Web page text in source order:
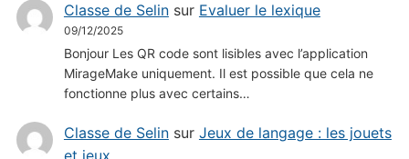
Classe de Selinsur Evaluer le lexique
09/12/2025
Bonjour Les QR code sont lisibles avec l’application
MirageMake uniquement. Il est possible que cela ne
fonctionne plus avec certains…
Classe de Selinsur Jeux de langage : les jouets
et jeux